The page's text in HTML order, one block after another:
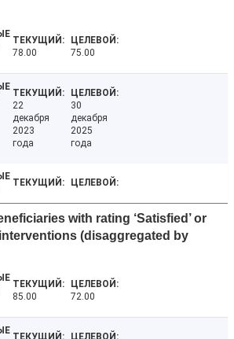
78.00 75.00
22
декабря
2023
года
30
декабря
2025
года
with rating ‘Satisfied’ or
(disaggregated by
85.00 72.00